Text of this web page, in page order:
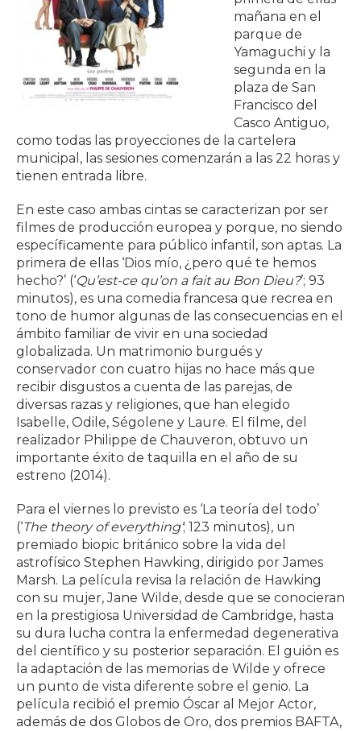
mañana en el
parque de
Yamaguchi y la
segunda en la
plaza de San
Francisco del
Casco Antiguo,
como todas las proyecciones de la cartelera
municipal, las sesiones comenzarán a las 22 horas y
tienen entrada libre.
En este caso ambas cintas se caracterizan por ser
filmes de producción europea y porque, no siendo
específicamente para público infantil, son aptas. La
primera de ellas ‘Dios mío, ¿pero qué te hemos
hecho?’ (‘Qu’est-ce qu’on a fait au Bon Dieu?’; 93
minutos), es una comedia francesa que recrea en
tono de humor algunas de las consecuencias en el
ámbito familiar de vivir en una sociedad
globalizada. Un matrimonio burgués y
conservador con cuatro hijas no hace más que
recibir disgustos a cuenta de las parejas, de
diversas razas y religiones, que han elegido
Isabelle, Odile, Ségolene y Laure. El filme, del
realizador Philippe de Chauveron, obtuvo un
importante éxito de taquilla en el año de su
estreno (2014).
Para el viernes lo previsto es ‘La teoría del todo’
(‘The theory of everything’; 123 minutos), un
premiado biopic británico sobre la vida del
astrofísico Stephen Hawking, dirigido por James
Marsh. La película revisa la relación de Hawking
con su mujer, Jane Wilde, desde que se conocieran
en la prestigiosa Universidad de Cambridge, hasta
su dura lucha contra la enfermedad degenerativa
del científico y su posterior separación. El guión es
la adaptación de las memorias de Wilde y ofrece
un punto de vista diferente sobre el genio. La
película recibió el premio Óscar al Mejor Actor,
además de dos Globos de Oro, dos premios BAFTA,